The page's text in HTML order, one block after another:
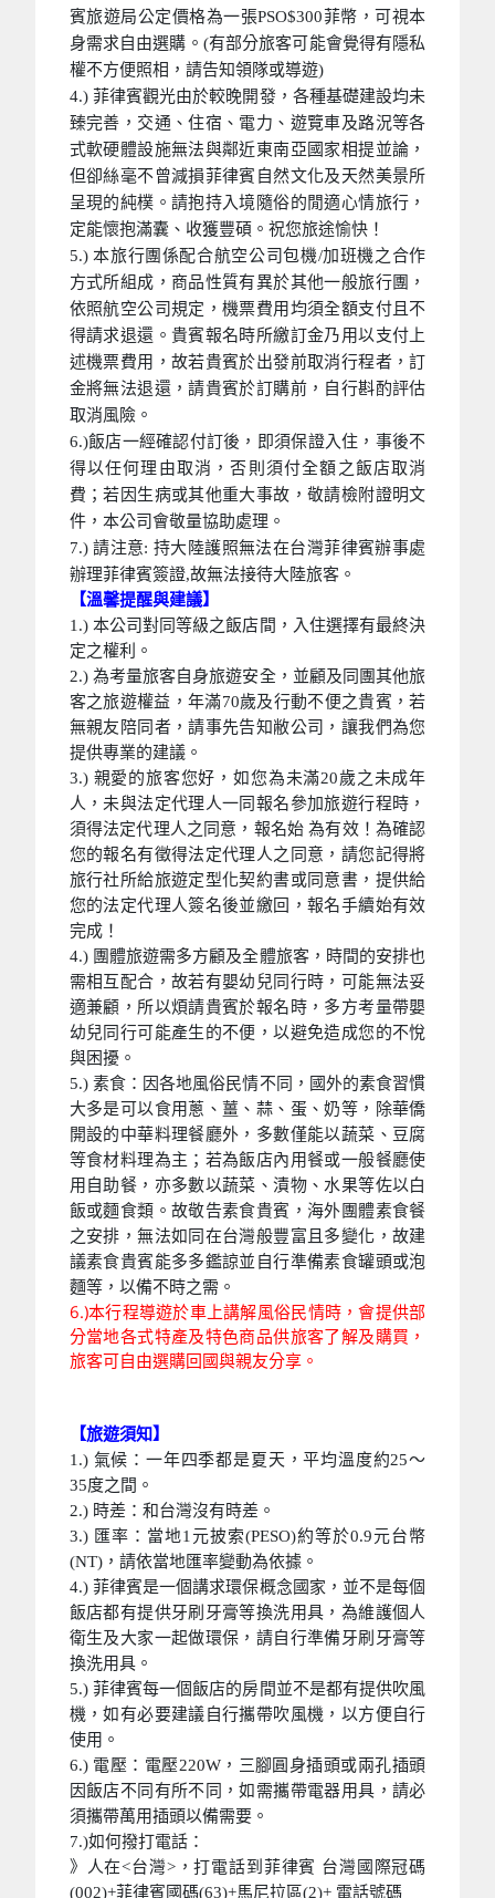
賓旅遊局公定價格為一張PSO$300菲幣，可視本
身需求自由選購。(有部分旅客可能會覺得有隱私
權不方便照相，請告知領隊或導遊)
4.) 菲律賓觀光由於較晚開發，各種基礎建設均未
臻完善，交通、住宿、電力、遊覽車及路況等各
式軟硬體設施無法與鄰近東南亞國家相提並論，
但卻絲毫不曾減損菲律賓自然文化及天然美景所
呈現的純樸。請抱持入境隨俗的閒適心情旅行，
定能懷抱滿囊、收獲豐碩。祝您旅途愉快！
5.) 本旅行團係配合航空公司包機/加班機之合作
方式所組成，商品性質有異於其他一般旅行團，
依照航空公司規定，機票費用均須全額支付且不
得請求退還。貴賓報名時所繳訂金乃用以支付上
述機票費用，故若貴賓於出發前取消行程者，訂
金將無法退還，請貴賓於訂購前，自行斟酌評估
取消風險。
6.)飯店一經確認付訂後，即須保證入住，事後不
得以任何理由取消，否則須付全額之飯店取消
費；若因生病或其他重大事故，敬請檢附證明文
件，本公司會敬量協助處理。
7.) 請注意: 持大陸護照無法在台灣菲律賓辦事處
辦理菲律賓簽證,故無法接待大陸旅客。
【溫馨提醒與建議】
1.) 本公司對同等級之飯店間，入住選擇有最終決
定之權利。
2.) 為考量旅客自身旅遊安全，並顧及同團其他旅
客之旅遊權益，年滿70歲及行動不便之貴賓，若
無親友陪同者，請事先告知敝公司，讓我們為您
提供專業的建議。
3.) 親愛的旅客您好，如您為未滿20歲之未成年
人，未與法定代理人一同報名參加旅遊行程時，
須得法定代理人之同意，報名始 為有效！為確認
您的報名有徵得法定代理人之同意，請您記得將
旅行社所給旅遊定型化契約書或同意書，提供給
您的法定代理人簽名後並繳回，報名手續始有效
完成！
4.) 團體旅遊需多方顧及全體旅客，時間的安排也
需相互配合，故若有嬰幼兒同行時，可能無法妥
適兼顧，所以煩請貴賓於報名時，多方考量帶嬰
幼兒同行可能產生的不便，以避免造成您的不悅
與困擾。
5.) 素食：因各地風俗民情不同，國外的素食習慣
大多是可以食用蔥、薑、蒜、蛋、奶等，除華僑
開設的中華料理餐廳外，多數僅能以蔬菜、豆腐
等食材料理為主；若為飯店內用餐或一般餐廳使
用自助餐，亦多數以蔬菜、漬物、水果等佐以白
飯或麵食類。故敬告素食貴賓，海外團體素食餐
之安排，無法如同在台灣般豐富且多變化，故建
議素食貴賓能多多鑑諒並自行準備素食罐頭或泡
麵等，以備不時之需。
6.)本行程導遊於車上講解風俗民情時，會提供部
分當地各式特產及特色商品供旅客了解及購買，
旅客可自由選購回國與親友分享。
【旅遊須知】
1.) 氣候：一年四季都是夏天，平均溫度約25～
35度之間。
2.) 時差：和台灣沒有時差。
3.) 匯率：當地1元披索(PESO)約等於0.9元台幣
(NT)，請依當地匯率變動為依據。
4.) 菲律賓是一個講求環保概念國家，並不是每個
飯店都有提供牙刷牙膏等換洗用具，為維護個人
衛生及大家一起做環保，請自行準備牙刷牙膏等
換洗用具。
5.) 菲律賓每一個飯店的房間並不是都有提供吹風
機，如有必要建議自行攜帶吹風機，以方便自行
使用。
6.) 電壓：電壓220W，三腳圓身插頭或兩孔插頭
因飯店不同有所不同，如需攜帶電器用具，請必
須攜帶萬用插頭以備需要。
7.)如何撥打電話：
》人在<台灣>，打電話到菲律賓 台灣國際冠碼
(002)+菲律賓國碼(63)+馬尼拉區(2)+ 電話號碼